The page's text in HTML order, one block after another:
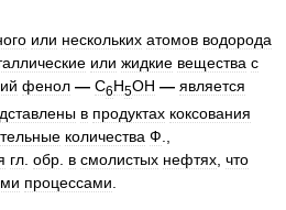
или нескольких атомов водорода
или жидкие вещества с
фенол — С6Н5ОН — является
в продуктах коксования
количества Ф
гл обр в смолистых нефтях что
процессами